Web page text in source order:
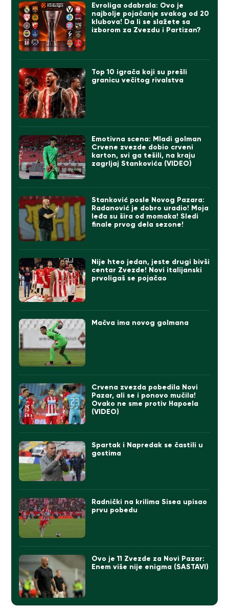
Evroliga odabrala: Ovo je
najbolje pojačanje svakog od 20
klubova! Da li se slažete sa
izborom za Zvezdu i Partizan?
Top 10 igrača koji su prešli
granicu večitog rivalstva
Emotivna scena: Mladi golman
Crvene zvezde dobio crveni
karton, svi ga tešili, na kraju
zagrljaj Stankovića (VIDEO)
Stanković posle Novog Pazara:
Radanović je dobro uradio! Moja
leđa su šira od momaka! Sledi
finale prvog dela sezone!
Nije hteo jedan, jeste drugi bivši
centar Zvezde! Novi italijanski
prvoligaš se pojačao
Mačva ima novog golmana
Crvena zvezda pobedila Novi
Pazar, ali se i ponovo mučila!
Ovako ne sme protiv Hapoela
(VIDEO)
Spartak i Napredak se častili u
gostima
Radnički na krilima Sisea upisao
prvu pobedu
Ovo je 11 Zvezde za Novi Pazar:
Enem više nije enigma (SASTAVI)